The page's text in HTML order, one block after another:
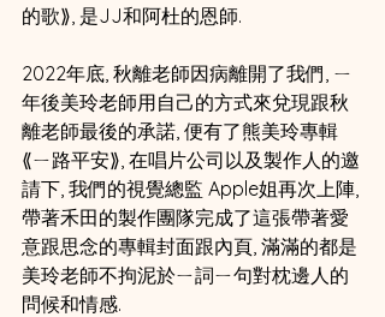
的歌⟫, 是JJ和阿杜的恩師.
2022年底, 秋離老師因病離開了我們, ㄧ
年後美玲老師用自己的方式來兌現跟秋
離老師最後的承諾, 便有了熊美玲專輯
⟪ㄧ路平安⟫, 在唱片公司以及製作人的邀
請下, 我們的視覺總監 Apple姐再次上陣,
帶著禾田的製作團隊完成了這張帶著愛
意跟思念的專輯封面跟內頁, 滿滿的都是
美玲老師不拘泥於ㄧ詞ㄧ句對枕邊人的
問候和情感.